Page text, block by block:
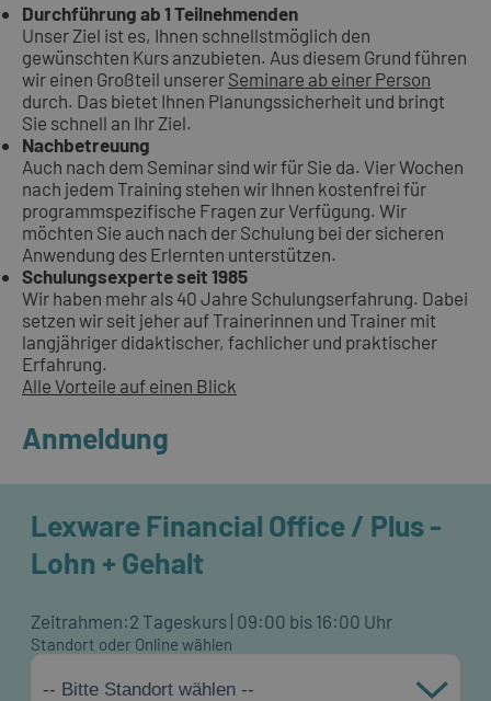
Durchführung ab 1 Teilnehmenden
Unser Ziel ist es, Ihnen schnellstmöglich den
gewünschten Kurs anzubieten. Aus diesem Grund führen
wir einen Großteil unserer Seminare ab einer Person
durch. Das bietet Ihnen Planungssicherheit und bringt
Sie schnell an Ihr Ziel.
Nachbetreuung
Auch nach dem Seminar sind wir für Sie da. Vier Wochen
nach jedem Training stehen wir Ihnen kostenfrei für
programmspezifische Fragen zur Verfügung. Wir
möchten Sie auch nach der Schulung bei der sicheren
Anwendung des Erlernten unterstützen.
Schulungsexperte seit 1985
Wir haben mehr als 40 Jahre Schulungserfahrung. Dabei
setzen wir seit jeher auf Trainerinnen und Trainer mit
langjähriger didaktischer, fachlicher und praktischer
Erfahrung.
Alle Vorteile auf einen Blick
Anmeldung
Lexware Financial Office / Plus -
Lohn + Gehalt
Zeitrahmen:2 Tageskurs | 09:00 bis 16:00 Uhr
Standort oder Online wählen
-- Bitte Standort wählen --